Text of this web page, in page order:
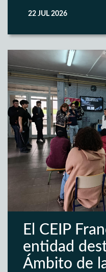
22 JUL 2026
El CEIP
entidad
Ámbito de